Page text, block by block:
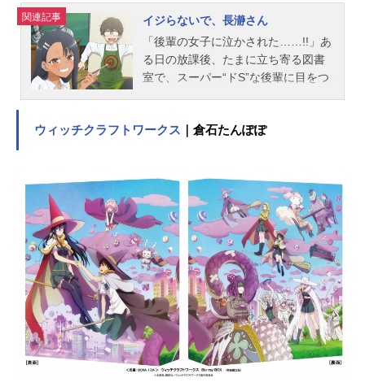
関連記事
イジらないで、長瀞さん
「後輩の女子に泣かされた……!!」あ
る日の放課後、たまに立ち寄る図書
室で、スーパー“ドS”な後輩に目をつ
瀞さん』！憎たらしいけど愛おし
女”の物語。作品名イジらないで、長
瀞さん放送形態TVアニメスケジュー
ル2021年4月10日（土）～2021年6
月26日（土）TOKYOMXほか話数全1
2話キャスト長瀞さん：上坂すみれセ
ンパイ：山下大輝ガモちゃん：小松
未可子ヨッシー：鈴木愛奈桜：井澤
詩織部長：水樹奈々スタッフ原作：
ナナシ（講談社『マガジンポケッ
ト』連載）監督：花井宏和シリーズ
構成・脚本：岸本卓キャラクターデ
ウィッチクラフトワークス ｜倉石たんぽぽ